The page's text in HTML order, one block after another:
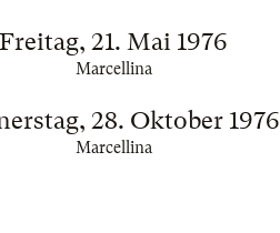
Freitag, 21. Mai 1976
Marcellina
28. Oktober 1976
Marcellina